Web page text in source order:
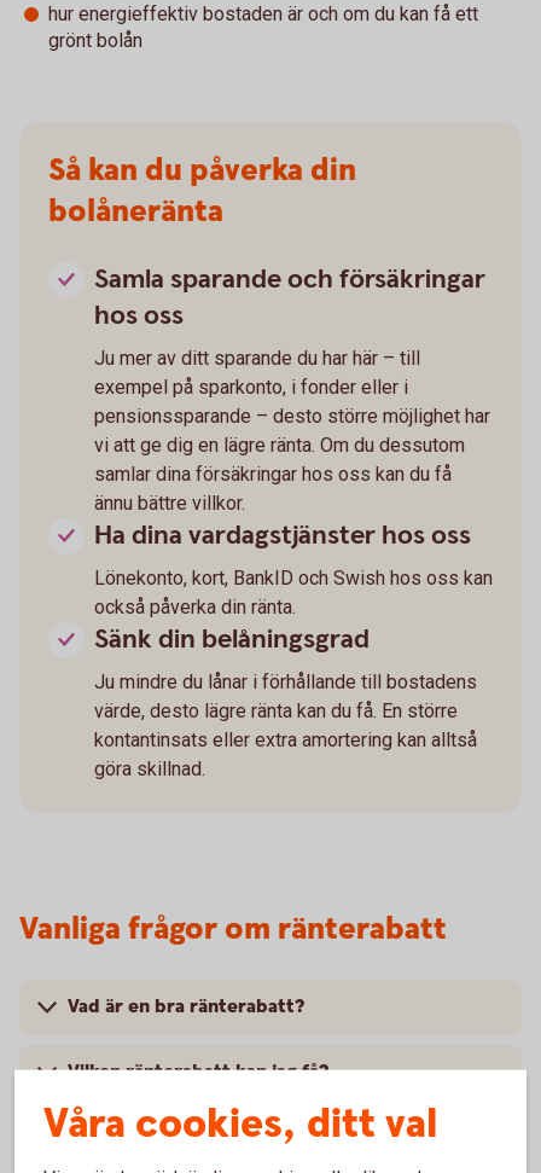
hur energieffektiv bostaden är och om du kan få ett
grönt bolån
Så kan du påverka din
bolåneränta
Samla sparande och försäkringar
hos oss
Ju mer av ditt sparande du har här – till
exempel på sparkonto, i fonder eller i
pensionssparande – desto större möjlighet har
vi att ge dig en lägre ränta. Om du dessutom
samlar dina försäkringar hos oss kan du få
ännu bättre villkor.
Ha dina vardagstjänster hos oss
Lönekonto, kort, BankID och Swish hos oss kan
också påverka din ränta.
Sänk din belåningsgrad
Ju mindre du lånar i förhållande till bostadens
värde, desto lägre ränta kan du få. En större
kontantinsats eller extra amortering kan alltså
göra skillnad.
Vanliga frågor om ränterabatt
Vad är en bra ränterabatt?
Vilken ränterabatt kan jag få?
Våra cookies, ditt val